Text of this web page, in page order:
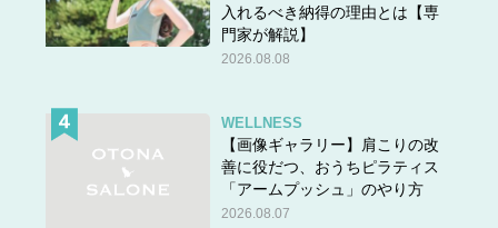
入れるべき納得の理由とは【専
門家が解説】
2026.08.08
WELLNESS
【画像ギャラリー】肩こりの改
善に役だつ、おうちピラティス
「アームプッシュ」のやり方
2026.08.07